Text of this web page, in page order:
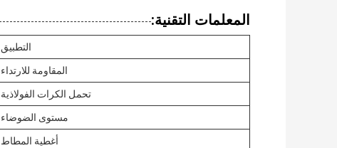
المعلمات التقنية:
التطبيق
المقاومة للارتداء
تحمل الكرات الفولاذية
مستوى الضوضاء
أغطية المطاط